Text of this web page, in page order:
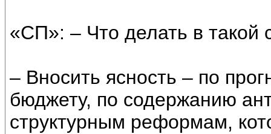
«СП»: – Что делать в такой
– Вносить ясность – по
бюджету, по содержанию
структурным реформам,